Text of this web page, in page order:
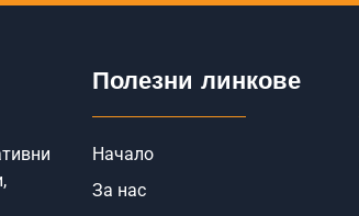
Полезни линкове
Начало
За нас